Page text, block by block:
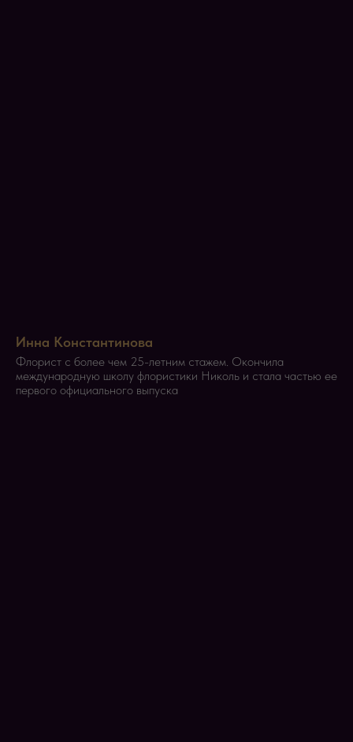
Инна Константинова
Флорист с более чем 25-летним стажем. Окончила
международную школу флористики Николь и стала частью ее
первого официального выпуска